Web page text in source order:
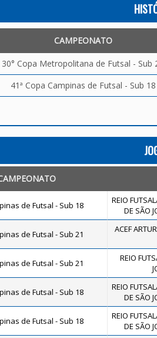
CAMPEONATO
30° Copa Metropolitana de Futsal - Sub
41ª Copa Campinas de Futsal - Sub 18
de Futsal - Sub 18
REIO
DE SÃO
de Futsal - Sub 21 ACEF
de Futsal - Sub 21
REIO
de Futsal - Sub 18
REIO
DE SÃO
de Futsal - Sub 18
REIO
DE SÃO